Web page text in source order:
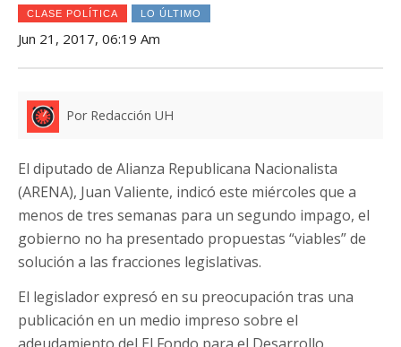
CLASE POLÍTICA LO ÚLTIMO
Jun 21, 2017, 06:19 Am
Por Redacción UH
El diputado de Alianza Republicana Nacionalista
(ARENA), Juan Valiente, indicó este miércoles que a
menos de tres semanas para un segundo impago, el
gobierno no ha presentado propuestas “viables” de
solución a las fracciones legislativas.
El legislador expresó en su preocupación tras una
publicación en un medio impreso sobre el